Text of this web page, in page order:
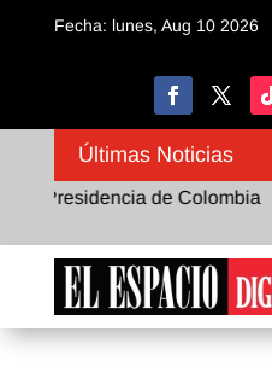
Fecha: lunes, Aug 10 2026
Últimas Noticias
de Colombia